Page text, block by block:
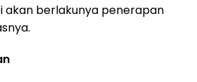
akan berlakunya penerapan